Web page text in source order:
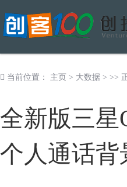
当前位置： 主页 > 大数据 > >>
全新版三星
个人通话背